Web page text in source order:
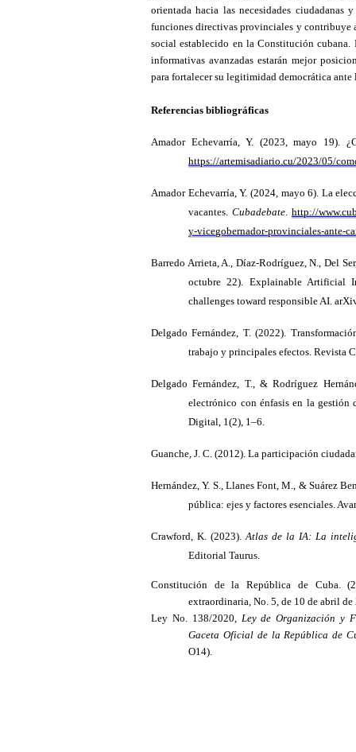
orientada hacia las necesidades ciudadanas
funciones directivas provinciales y contribuye
social establecido en la Constitución cubana.
informativas avanzadas estarán mejor
para fortalecer su legitimidad democrática ante
Referencias bibliográficas
Amador Echevarría, Y. (2023, mayo 19).
https://artemisadiario.cu/2023/05/
Amador Echevarría, Y. (2024, mayo 6). La
vacantes.Cubadebate.http://
y-vicegobernador-provinciales-ante-
Barredo Arrieta, A., Díaz-Rodríguez, N., Del
octubre 22). Explainable Artificial
challenges toward responsible AI.
Delgado Fernández, T. (2022).
trabajo y principales efectos. Revista
Delgado Fernández, T., & Rodríguez
electrónico con énfasis en la gestión
Digital, 1(2), 1–6.
Guanche, J. C. (2012). La participación
Hernández, Y. S., Llanes Font, M., & Suárez
pública: ejes y factores esenciales.
Crawford, K. (2023).Atlas de la IA: La
Editorial Taurus.
Constitución de la República de Cuba.
extraordinaria, No. 5, de 10 de abril de
Ley No. 138/2020, Ley de Organización y
Gaceta Oficial de la República de
O14).